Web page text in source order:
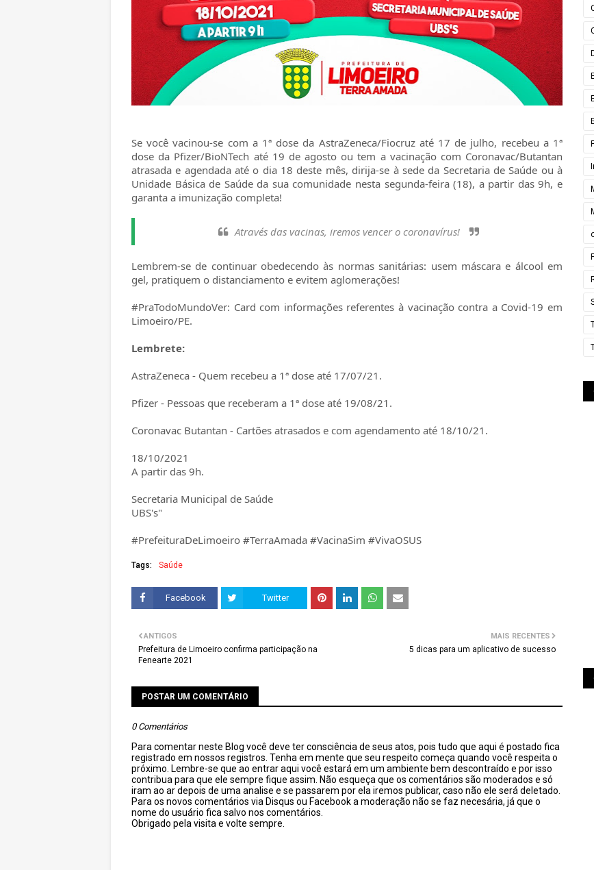
Se você vacinou-se com a 1ª dose da AstraZeneca/Fiocruz até 17 de julho, recebeu a 1ª
dose da Pfizer/BioNTech até 19 de agosto ou tem a vacinação com Coronavac/Butantan
atrasada e agendada até o dia 18 deste mês, dirija-se à sede da Secretaria de Saúde ou à
Unidade Básica de Saúde da sua comunidade nesta segunda-feira (18), a partir das 9h, e
garanta a imunização completa!
Através das vacinas, iremos vencer o coronavírus!
Lembrem-se de continuar obedecendo às normas sanitárias: usem máscara e álcool em
gel, pratiquem o distanciamento e evitem aglomerações!
#PraTodoMundoVer: Card com informações referentes à vacinação contra a Covid-19 em
Limoeiro/PE.
Lembrete:
AstraZeneca - Quem recebeu a 1ª dose até 17/07/21.
Pfizer - Pessoas que receberam a 1ª dose até 19/08/21.
Coronavac Butantan - Cartões atrasados e com agendamento até 18/10/21.
18/10/2021
A partir das 9h.
Secretaria Municipal de Saúde
UBS's"
#PrefeituraDeLimoeiro #TerraAmada #VacinaSim #VivaOSUS
Tags: Saúde
Facebook Twitter
MAIS RECENTES
5 dicas para um aplicativo de sucesso
ANTIGOS
Prefeitura de Limoeiro confirma participação na
Fenearte 2021
POSTAR UM COMENTÁRIO
0 Comentários
Para comentar neste Blog você deve ter consciência de seus atos, pois tudo que aqui é postado fica
registrado em nossos registros. Tenha em mente que seu respeito começa quando você respeita o
próximo. Lembre-se que ao entrar aqui você estará em um ambiente bem descontraído e por isso
contribua para que ele sempre fique assim. Não esqueça que os comentários são moderados e só
iram ao ar depois de uma analise e se passarem por ela iremos publicar, caso não ele será deletado.
Para os novos comentários via Disqus ou Facebook a moderação não se faz necesária, já que o
nome do usuário fica salvo nos comentários.
Obrigado pela visita e volte sempre.